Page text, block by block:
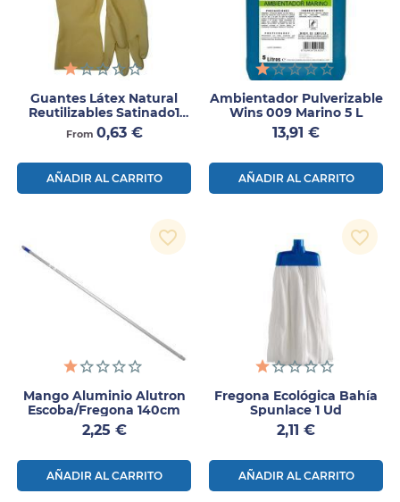
Guantes Látex Natural
Reutilizables Satinado1
Par
From Precio
0,63 €
AÑADIR AL CARRITO
Ambientador Pulverizable
Wins 009 Marino 5 L
Precio
13,91 €
AÑADIR AL CARRITO
Mango Aluminio Alutron
Escoba/fregona 140cm
Precio
2,25 €
AÑADIR AL CARRITO
favorite_border
Fregona Ecológica Bahía
Spunlace 1 Ud
Precio
2,11 €
AÑADIR AL CARRITO
favorite_border